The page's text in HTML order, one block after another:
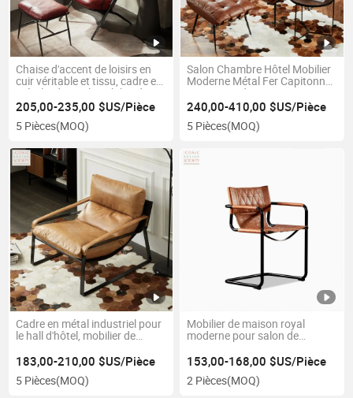
Chaise d'accent de loisirs en
cuir véritable et tissu, cadre en
métal industriel, mobilier de
salon, hall d'hôtel, mobilier
d'extérieur
205,00-235,00 $US/Pièce
5 Pièces(MOQ)
Salon Chambre Hôtel Mobilier
Moderne Métal Fer Capitonné
Repose-pieds Bureau Fait
Main Cuir Loisirs Fauteuil
Lounge
240,00-410,00 $US/Pièce
5 Pièces(MOQ)
Cadre en métal industriel pour
le hall d'hôtel, mobilier de
véritable, fauteuil d'accent de
loisirs
183,00-210,00 $US/Pièce
5 Pièces(MOQ)
Mobilier de maison royal
moderne pour salon de
structure en acier, chaise de
salle à manger en cuir véritable
153,00-168,00 $US/Pièce
2 Pièces(MOQ)